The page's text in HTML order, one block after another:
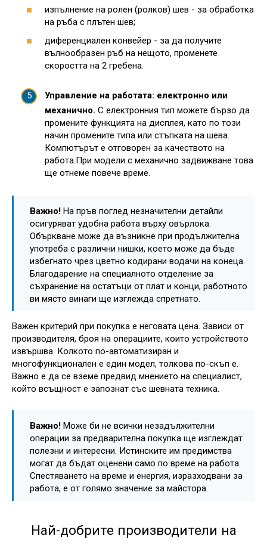
изпълнение на ролен (ролков) шев - за обработка
на ръба с плътен шев;
диференциален конвейер - за да получите
вълнообразен ръб на нещото, променете
скоростта на 2 гребена.
Управление на работата: електронно или
механично. С електронния тип можете бързо да
промените функцията на дисплея, като по този
начин промените типа или стъпката на шева.
Компютърът е отговорен за качеството на
работа.При модели с механично задвижване това
ще отнеме повече време.
Важно! На пръв поглед незначителни детайли
осигуряват удобна работа върху овърлока.
Объркване може да възникне при продължителна
употреба с различни нишки, което може да бъде
избегнато чрез цветно кодирани водачи на конеца.
Благодарение на специалното отделение за
съхранение на остатъци от плат и конци, работното
ви място винаги ще изглежда спретнато.
Важен критерий при покупка е неговата цена. Зависи от
производителя, броя на операциите, които устройството
извършва. Колкото по-автоматизиран и
многофункционален е един модел, толкова по-скъп е.
Важно е да се вземе предвид мнението на специалист,
който всъщност е запознат със шевната техника.
Важно! Може би не всички незадължителни
операции за предварителна покупка ще изглеждат
полезни и интересни. Истинските им предимства
могат да бъдат оценени само по време на работа.
Спестяването на време и енергия, изразходвани за
работа, е от голямо значение за майстора.
Най-добрите производители на